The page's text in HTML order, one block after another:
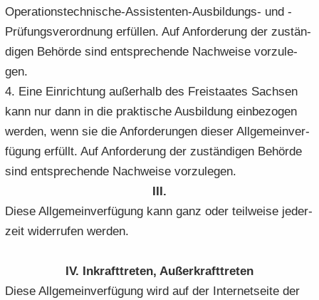
Operationstechnische-​Assistenten-Ausbildungs- und -​
Prüfungsverordnung er­fül­len. Auf An­for­de­rung der zu­stän­
di­gen Be­hör­de sind ent­spre­chen­de Nach­wei­se vor­zu­le­
gen.
4. Eine Ein­rich­tung au­ßer­halb des Frei­staa­tes Sach­sen
kann nur dann in die prak­ti­sche Aus­bil­dung ein­be­zo­gen
wer­den, wenn sie die An­for­de­run­gen die­ser All­ge­mein­ver­
fü­gung er­füllt. Auf An­for­de­rung der zu­stän­di­gen Be­hör­de
sind ent­spre­chen­de Nach­wei­se vor­zu­le­gen.
III.
Diese All­ge­mein­ver­fü­gung kann ganz oder teil­wei­se je­der­
zeit wi­der­ru­fen wer­den.
IV. In­kraft­tre­ten, Au­ßer­kraft­tre­ten
Diese All­ge­mein­ver­fü­gung wird auf der In­ter­net­sei­te der